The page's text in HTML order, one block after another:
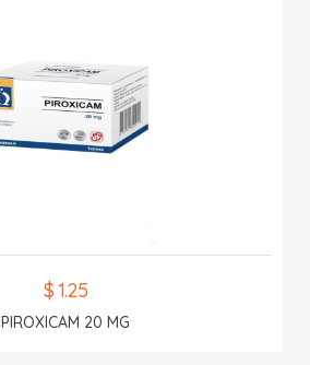
$ 1.25
PIROXICAM 20 MG